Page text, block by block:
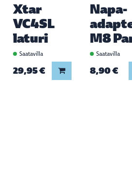
Xtar
VC4SL
laturi
Saatavilla
29,95 € Lisää koriin
Napa-
M8
Saatavilla
8,90 €